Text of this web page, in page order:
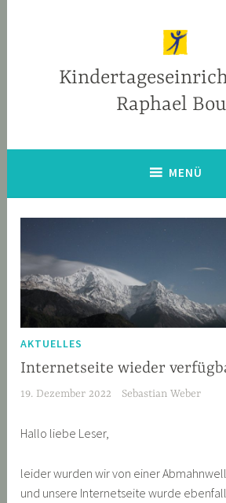
Raphael
MENÜ
AKTUELLES
Internetseite wieder
19. Dezember 2022 Sebastian Weber
Hallo liebe Leser,
leider wurden wir von einer
und unsere Internetseite wurde